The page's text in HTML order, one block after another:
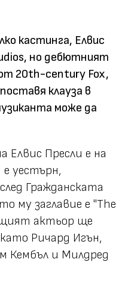
кастинга, Елвис
но дебютният
20th-century Fox,
клауза в
може да
Елвис Пресли е на
уестърн,
Гражданската
му заглавие е "The
актьор ще
Ричард Игън,
Кембъл и Милдред